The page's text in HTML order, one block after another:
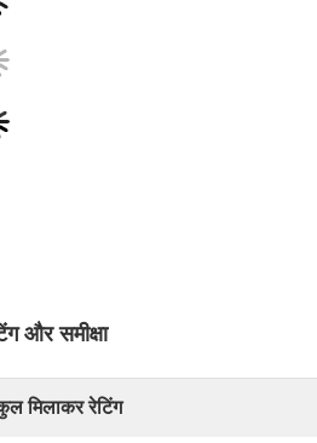
और समीक्षा
मिलाकर रेटिंग